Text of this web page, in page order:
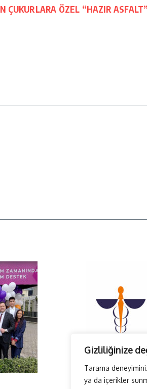
Gizliliğinize
Tarama
ya da içerikler
ÇUKURLARA ÖZEL “HAZIR ASFALT”
Lokman-groupun